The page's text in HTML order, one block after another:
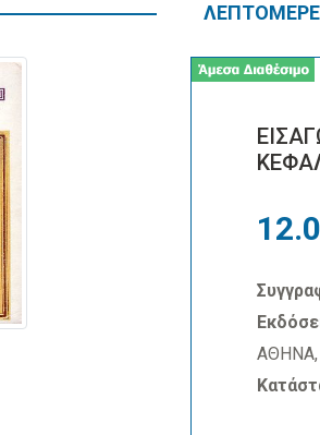
ΑΘΗΝΑ,